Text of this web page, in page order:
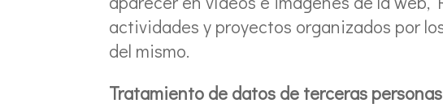
actividades y proyectos organizados por
del mismo.
Tratamiento de datos de terceras personas